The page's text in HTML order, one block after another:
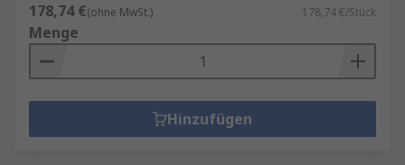
178,74 €(ohne MwSt.) 178,74 €/Stück
Menge
Hinzufügen